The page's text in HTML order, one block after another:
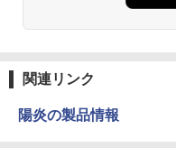
関連リンク
陽炎の製品情報